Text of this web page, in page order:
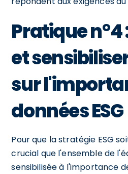
Pratique n°4
et
sur
données ESG
Pour que la stratégie ESG
crucial que l'ensemble de
sensibilisée à l'importance